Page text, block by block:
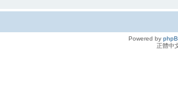
Powered by
正體中